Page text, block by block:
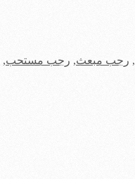
, رجب مبعث, رجب مستحب,